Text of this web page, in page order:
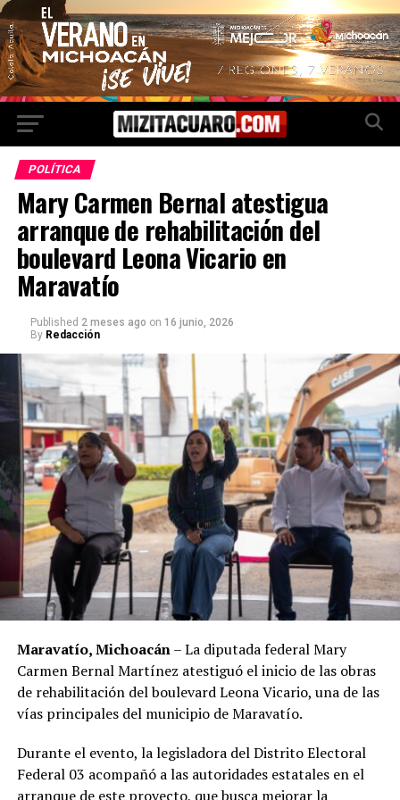
POLÍTICA
Mary Carmen Bernal atestigua
arranque de rehabilitación del
boulevard Leona Vicario en
Maravatío
Published 2 meses ago on 16 junio, 2026
By Redacción
Maravatío, Michoacán– La diputada federal Mary
Carmen Bernal Martínez atestiguó el inicio de las obras
de rehabilitación del boulevard Leona Vicario, una de las
vías principales del municipio de Maravatío.
Durante el evento, la legisladora del Distrito Electoral
Federal 03 acompañó a las autoridades estatales en el
arranque de este proyecto, que busca mejorar la